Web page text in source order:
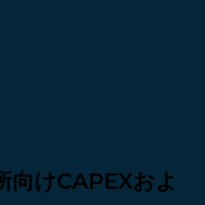
けCAPEXおよ